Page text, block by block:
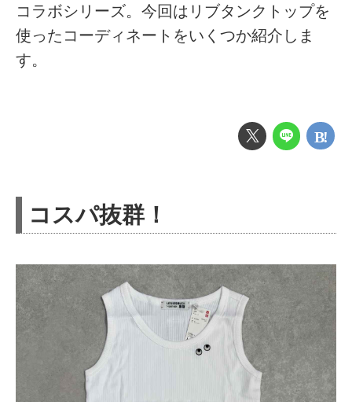
コラボシリーズ。今回はリブタンクトップを
使ったコーディネートをいくつか紹介しま
す。
コスパ抜群！